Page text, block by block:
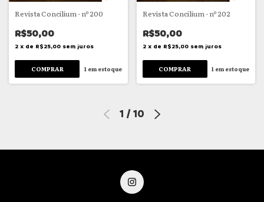
Revista Concilium - nº 200
R$50,00
2 x de R$25,00 sem juros
1 em estoque
Revista Concilium - nº 202
R$50,00
2 x de R$25,00 sem juros
1 em estoque
1 / 10